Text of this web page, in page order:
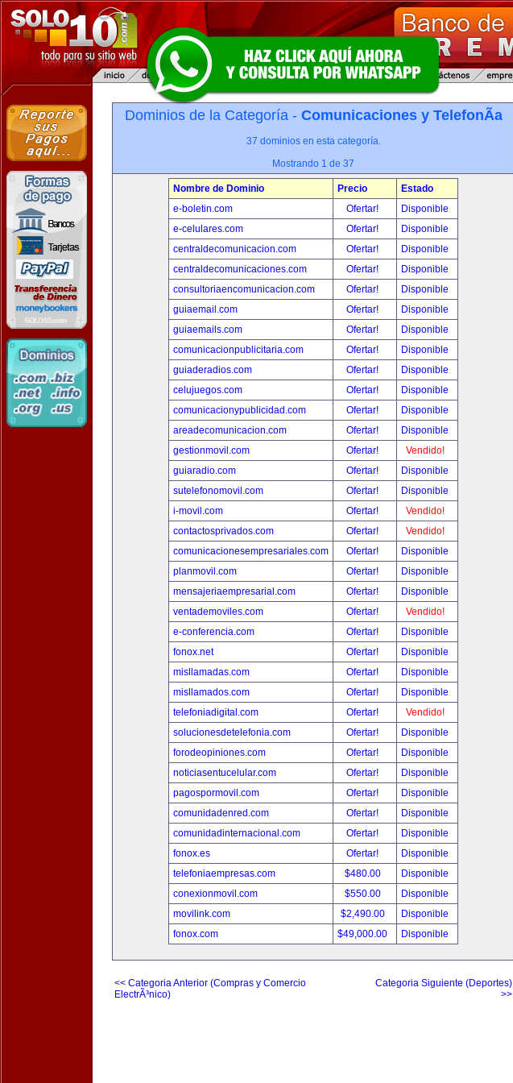
Dominios de la Categoría - Comunicaciones y TelefonÃ­a
37 dominios en esta categoría.
Mostrando 1 de 37
Nombre de Dominio Precio
Estado
e-boletin.com
Ofertar!
Disponible
e-celulares.com
Ofertar!
Disponible
centraldecomunicacion.com
Ofertar!
Disponible
centraldecomunicaciones.com
Ofertar!
Disponible
consultoriaencomunicacion.com
Ofertar!
Disponible
guiaemail.com
Ofertar!
Disponible
guiaemails.com
Ofertar!
Disponible
comunicacionpublicitaria.com
Ofertar!
Disponible
guiaderadios.com
Ofertar!
Disponible
celujuegos.com
Ofertar!
Disponible
comunicacionypublicidad.com
Ofertar!
Disponible
areadecomunicacion.com
Ofertar!
Disponible
gestionmovil.com
Ofertar!
Vendido!
guiaradio.com
Ofertar!
Disponible
sutelefonomovil.com
Ofertar!
Disponible
i-movil.com
Ofertar!
Vendido!
contactosprivados.com
Ofertar!
Vendido!
comunicacionesempresariales.com
Ofertar!
Disponible
planmovil.com
Ofertar!
Disponible
mensajeriaempresarial.com
Ofertar!
Disponible
ventademoviles.com
Ofertar!
Vendido!
e-conferencia.com
Ofertar!
Disponible
fonox.net
Ofertar!
Disponible
misllamadas.com
Ofertar!
Disponible
misllamados.com
Ofertar!
Disponible
telefoniadigital.com
Ofertar!
Vendido!
solucionesdetelefonia.com
Ofertar!
Disponible
forodeopiniones.com
Ofertar!
Disponible
noticiasentucelular.com
Ofertar!
Disponible
pagospormovil.com
Ofertar!
Disponible
comunidadenred.com
Ofertar!
Disponible
comunidadinternacional.com
Ofertar!
Disponible
fonox.es
Ofertar!
Disponible
telefoniaempresas.com
$480.00
Disponible
conexionmovil.com
$550.00
Disponible
movilink.com
$2,490.00
Disponible
fonox.com
$49,000.00 Disponible
<< Categoria Anterior (Compras y Comercio
ElectrÃ³nico)
Categoria Siguiente (Deportes)
>>